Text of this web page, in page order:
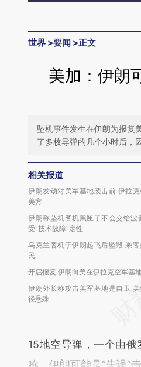
世界 >要闻 >正文
美加：伊朗
坠机事件发生在伊朗为报复
了多枚导弹的几个小时后，
相关报道
伊朗发动对美军基地袭击前 伊拉
美方
伊朗称坠机客机黑匣子不会交给波
受“技术故障”定性
乌克兰客机于伊朗起飞后坠毁 乘
民
开启报复 伊朗向美在伊拉克空军基
伊朗外长称攻击美军基地是自卫
径悬殊
15地空导弹，一个由
称，伊朗可能是“失误”击